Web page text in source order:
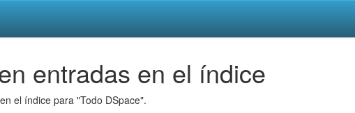
entradas en el índice
el índice para "Todo DSpace".